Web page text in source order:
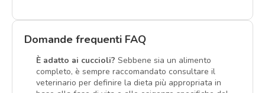
Domande frequenti FAQ
È adatto ai cuccioli? Sebbene sia un alimento
completo, è sempre raccomandato consultare il
veterinario per definire la dieta più appropriata in